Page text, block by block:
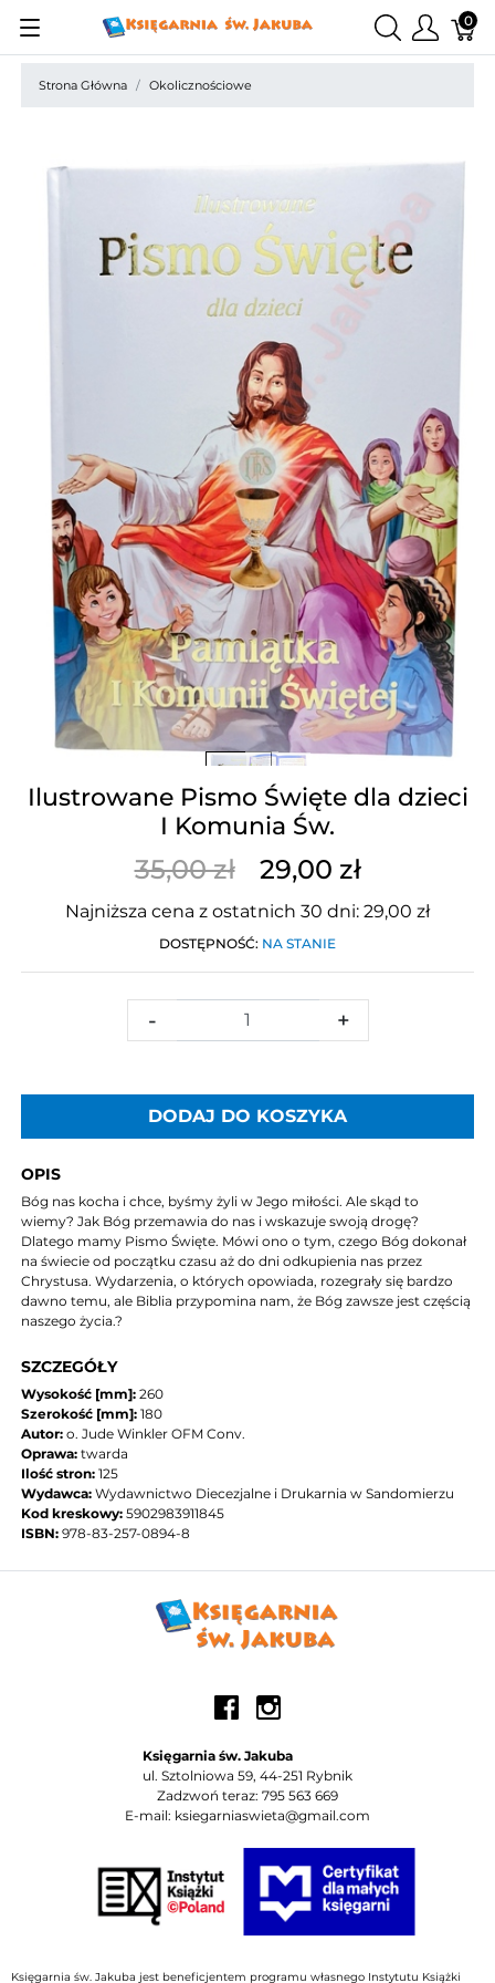
0
Strona Główna Okolicznościowe
Ilustrowane Pismo Święte dla dzieci
I Komunia Św.
35,00 zł 29,00 zł
Najniższa cena z ostatnich 30 dni: 29,00 zł
DOSTĘPNOŚĆ: NA STANIE
- +
DODAJ DO KOSZYKA
OPIS
Bóg nas kocha i chce, byśmy żyli w Jego miłości. Ale skąd to
wiemy? Jak Bóg przemawia do nas i wskazuje swoją drogę?
Dlatego mamy Pismo Święte. Mówi ono o tym, czego Bóg dokonał
na świecie od początku czasu aż do dni odkupienia nas przez
Chrystusa. Wydarzenia, o których opowiada, rozegrały się bardzo
dawno temu, ale Biblia przypomina nam, że Bóg zawsze jest częścią
naszego życia.?
SZCZEGÓŁY
Wysokość [mm]: 260
Szerokość [mm]: 180
Autor: o. Jude Winkler OFM Conv.
Oprawa: twarda
Ilość stron: 125
Wydawca: Wydawnictwo Diecezjalne i Drukarnia w Sandomierzu
Kod kreskowy: 5902983911845
ISBN: 978-83-257-0894-8
Księgarnia św. Jakuba
ul. Sztolniowa 59, 44-251 Rybnik
Zadzwoń teraz: 795 563 669
E-mail: ksiegarniaswieta@gmail.com
Księgarnia św. Jakuba jest beneficjentem programu własnego Instytutu Książki